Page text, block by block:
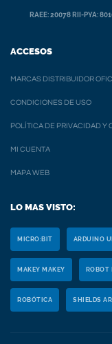
RAEE: 20078 RII-PYA:
ACCESOS
MARCAS DISTRIBUIDOR
CONDICIONES DE USO
POLÍTICA DE PRIVACIDAD Y
MI CUENTA
MAPA WEB
LO MAS VISTO:
MICRO:BIT ARDUINO
MAKEY MAKEY ROBOT
ROBÓTICA SHIELDS